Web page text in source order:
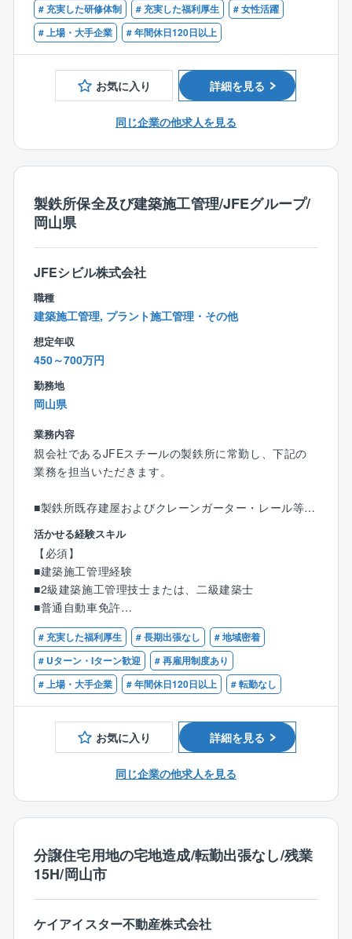
一級建築士事務所および建設業者として、設計から竣
工引き渡しに至るまでを一貫体制で行っており、自分
が手掛けたものがお客様に提供できるというのが本ポ
ジションの魅力です。
近い将来、建築業務の計画検討と実効管理、部員の管
・岡山で設計業務を行い、施工時には現場へ出張し、
監理業務を行って頂きます。
・社外案件では、県内外で数日～1年以上の派遣に従事
頂きます。
※派遣給付、帰宅旅費（毎月１回分 ※支給要件あり）な
どの支給も充実しています。単身赴任になった場合
も、派遣先の家賃は全て支給するため、二重に生活費
が発生しないようにしております。
・転勤は原則発生しません。
【魅力ポイント】
「クラレ」ブランドと、クラレ本体で長年培った設
設計～建設・施工管理までプロジェクトチームで一貫
して対応しますので、上流から下流まで携わりなが
ら、同社が長年培ったプラントに関するノウハウを学
1977年に株式会社クラレの100％子会社として設立さ
れ、現在、ユーザー系エンジニアリング会社として、
ケミカル、医薬、化粧品、食品、香料、半導体関連素
材など、多岐に渡り社内外の国内工場プラント建設を
行ってまいりました。“お客さまの立場に立った”最適な
ソリューションの提案、基本構想を熟考し、詳細設
計・建設・試運転までの品質の高い、また安全で合理
的な工場建設を進め、お客様と社会に信頼されるエン
ジニアリング会社を目指しています。
・二級建築士
・一級建築士（数年後での取得は必須）、一級建築施
工管理技士（可能であれば）
# 充実した研修体制
# 充実した福利厚生
# 女性活躍
# 上場・大手企業
# 年間休日120日以上
お気に入り 詳細を見る
同じ企業の他求人を見る
製鉄所保全及び建築施工管理/JFEグループ/
岡山県
JFEシビル株式会社
職種
建築施工管理, プラント施工管理・その他
想定年収
450～700万円
勤務地
岡山県
業務内容
親会社であるJFEスチールの製鉄所に常勤し、下記の
業務を担当いただきます。
■製鉄所既存建屋およびクレーンガーター・レール等の
保全業務：顧客であるJFEスチールと協力し、保全計
画提案から工事管理までを行う
■製鉄所内の新規建設工事の施工管理業務
■JFEグループ各社・周辺企業等の新規建設・補修工事
の施工管理業務
※機械設備のメンテナンス等ではなく、鋼構造物が中心
となります。
また工事内容により、夜勤、土日祝日勤務の可能性が
あります。
※土木分野（道路、港湾、線路、埋設配管）等の保全・
建設工事のポジションは別途ございます。
夜間工事も現状月1回程度で、事前に計画を決めて行っ
なお、年末・年始、お盆もお休みになるので、非常に
【同求人の魅力ポイント】
〇年収を下げずに地方で働きたい。Uターンしたい方に
おすすめです。
〇案件の大半がJFEスチールからの発注になりますの
で、長く関係を築くことができます。
活かせる経験スキル
【必須】
■建築施工管理経験
■2級建築施工管理技士または、二級建築士
■普通自動車免許
【歓迎】
■1級建築施工管理技士または、一級建築士
# 充実した福利厚生 # 長期出張なし
# 地域密着
# Uターン・Iターン歓迎
# 再雇用制度あり
# 上場・大手企業
# 年間休日120日以上 # 転勤なし
お気に入り 詳細を見る
同じ企業の他求人を見る
分譲住宅用地の宅地造成/転勤出張なし/残業
15H/岡山市
ケイアイスター不動産株式会社